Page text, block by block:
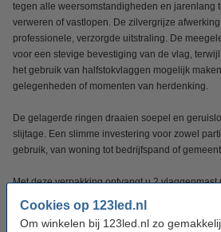
Cookies op 123led.nl
Om winkelen bij 123led.nl zo
tegen alle weersomstandigheden en jarenlang
verweren of vastlopen. De zilvergrijze
professionele, verzorgde uitstraling. De
voor een stevige bevestiging van de vlag,
het gebruik van halfstokvlaggen mogelijk
gelegenheden of momenten van herdenking.
De gelagerde ringen draaien soepel en
slijtage. Een slimme investering voor zowel
gebruik, van woning tot bedrijfspand of
Met deze verpakking ontvangt u 2 vlaggenmast
Specificaties